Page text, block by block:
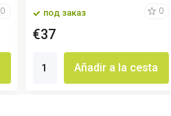
0 под заказ 0
€37
Añadir a la cesta